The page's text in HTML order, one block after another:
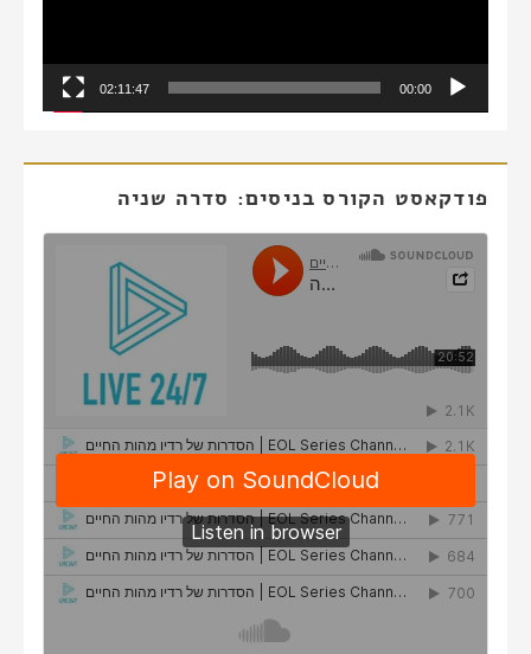
00:00
02:11:47
פודקאסט הקורס בניסים: סדרה שניה